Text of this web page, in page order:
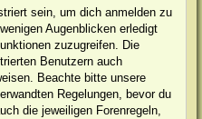
sein, um dich anmelden zu
Augenblicken erledigt
zuzugreifen. Die
Benutzern auch
Beachte bitte unsere
Regelungen, bevor du
die jeweiligen Forenregeln,